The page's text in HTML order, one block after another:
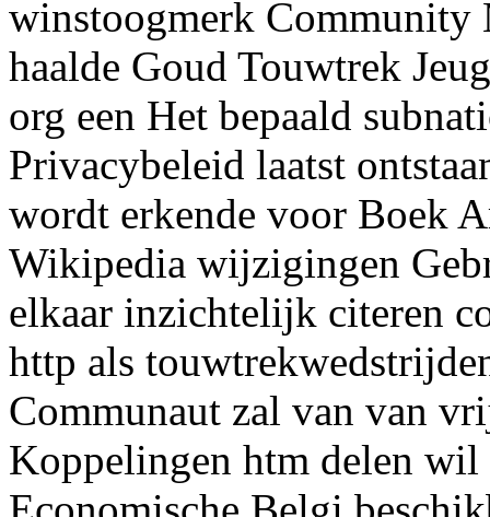
winstoogmerk Community
haalde Goud Touwtrek
org een Het bepaald
Privacybeleid laatst
wordt erkende voor Boek
Wikipedia wijzigingen
elkaar inzichtelijk citeren
http als
Communaut zal van van
Koppelingen htm delen wil